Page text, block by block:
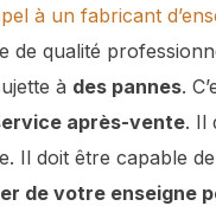
à un fabricant
de qualité
à des pannes.
après-vente. Il
Il doit être capable
de votre enseigne